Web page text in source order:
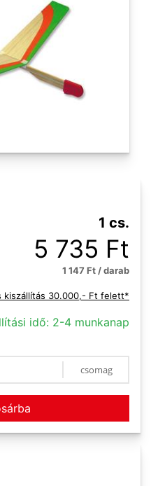
1 cs.
5 735 Ft
1 147 Ft / darab
kiszállítás 30.000,- Ft felett*
idő: 2-4 munkanap
csomag